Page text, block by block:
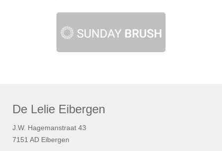
De Lelie Eibergen
J.W. Hagemanstraat 43
7151 AD Eibergen